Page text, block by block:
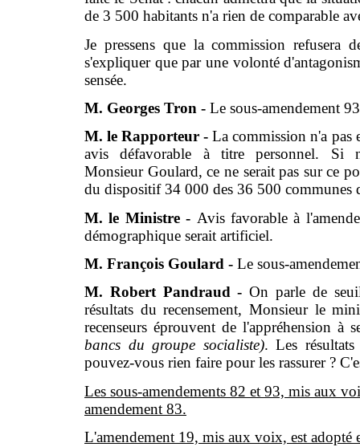
de 3 500 habitants n'a rien de comparable
Je pressens que la commission
s'expliquer que par une volonté
sensée.
M. Georges Tron - Le sous-amendement
M. le Rapporteur -La commission n'a pas
avis défavorable à titre personnel. Si
Monsieur Goulard, ce ne serait pas sur ce
du dispositif 34 000 des 36 500 communes
M. le Ministre - Avis favorable à
démographique serait artificiel.
M. François Goulard - Le sous-
M. Robert Pandraud -On parle de
résultats du recensement, Monsieur le
recenseurs éprouvent de l'appréhension à
bancs du groupe socialiste). Les
pouvez-vous rien faire pour les rassurer ?
Les sous-amendements 82 et 93, mis aux
amendement 83.
L'amendement 19, mis aux voix, est adopté